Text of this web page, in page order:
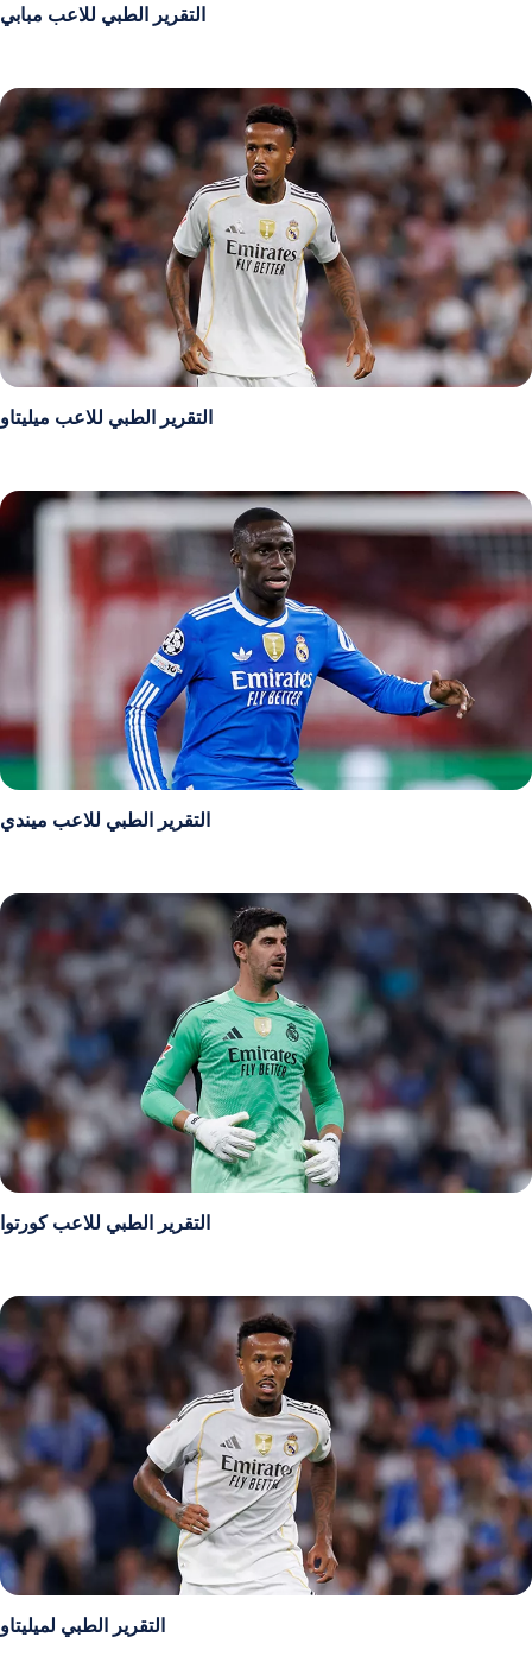
التقرير الطبي للاعب مبابي
التقرير الطبي للاعب ميليتاو
التقرير الطبي للاعب ميندي
التقرير الطبي للاعب كورتوا
التقرير الطبي لميليتاو